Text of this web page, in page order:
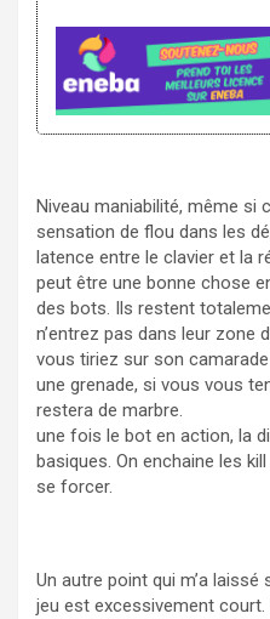
Niveau maniabilité, même si
sensation de flou dans les
latence entre le clavier et la
peut être une bonne chose
des bots. Ils restent
n’entrez pas dans leur zone
vous tiriez sur son
une grenade, si vous vous
restera de marbre.
une fois le bot en action, la
basiques. On enchaine les
se forcer.
Un autre point qui m’a
jeu est excessivement court.